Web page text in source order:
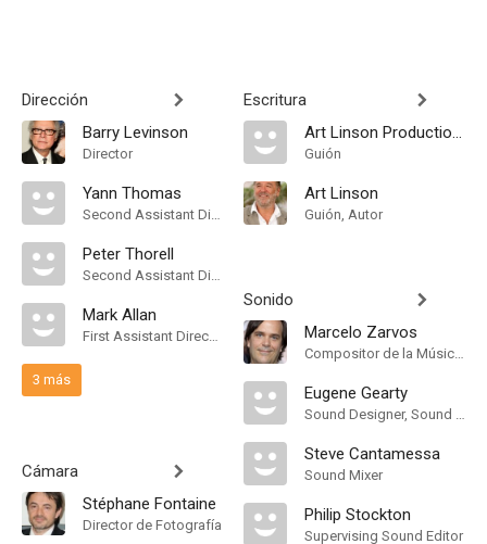
Dirección
Barry Levinson
Director
Yann Thomas
Second Assistant Director
Peter Thorell
Second Assistant Director
Mark Allan
First Assistant Director
3 más
Cámara
Stéphane Fontaine
Director de Fotografía
Escritura
Art Linson Productions
Guión
Art Linson
Guión, Autor
Sonido
Marcelo Zarvos
Compositor de la Música Original
Eugene Gearty
Sound Designer, Sound Effects Editor
Steve Cantamessa
Sound Mixer
Philip Stockton
Supervising Sound Editor